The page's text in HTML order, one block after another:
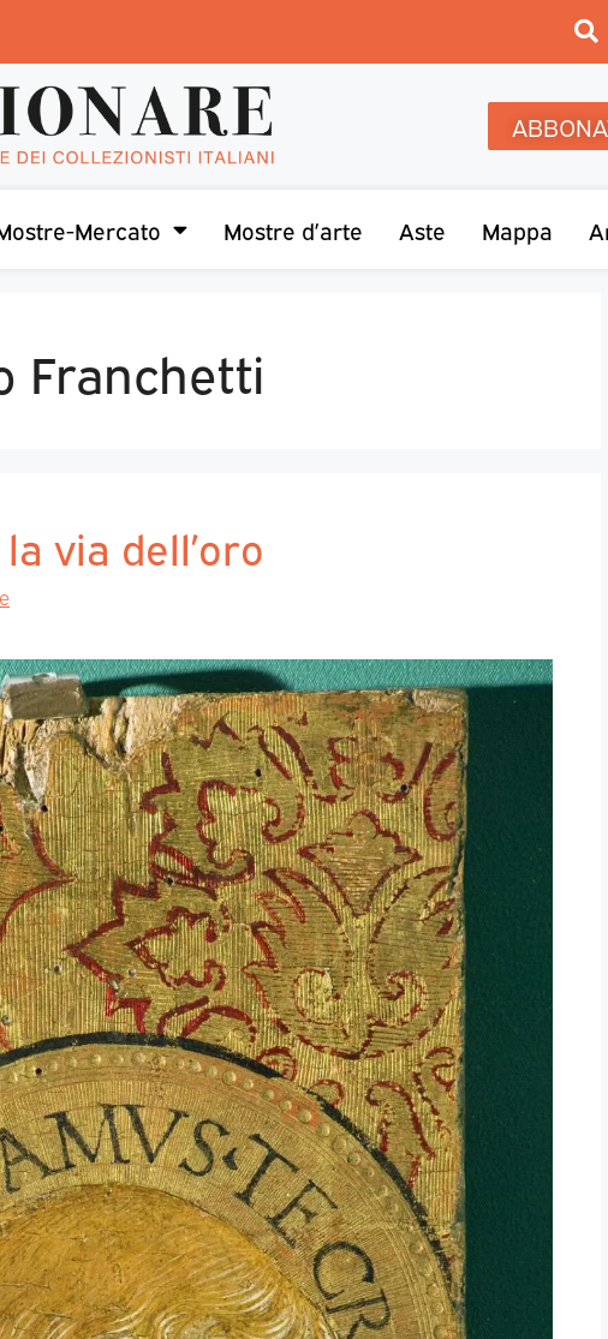
Mercato Mostre d’arte Aste Mappa
Franchetti
via dell’oro